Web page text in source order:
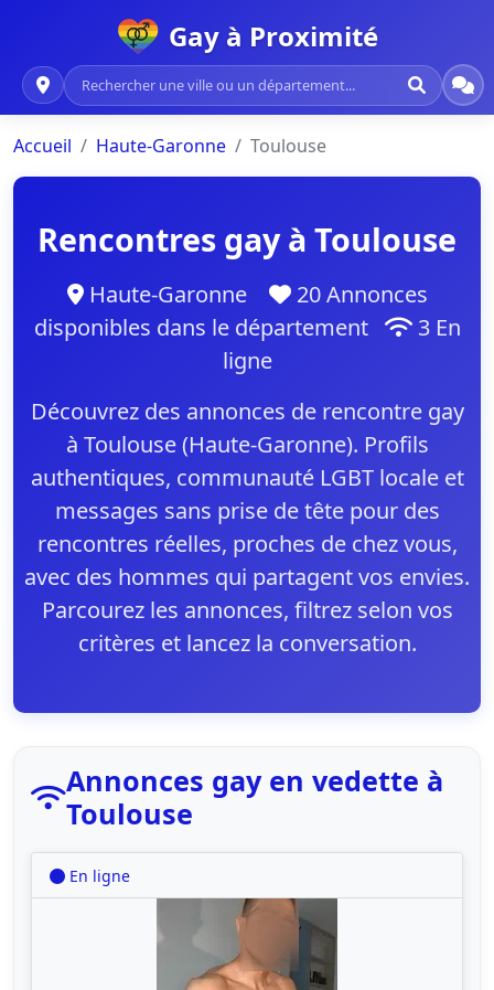
Gay à Proximité
Accueil Haute-Garonne Toulouse
Rencontres gay à Toulouse
Haute-Garonne
20 Annonces
disponibles dans le département
3 En
ligne
Découvrez des annonces de rencontre gay
à Toulouse (Haute-Garonne). Profils
authentiques, communauté LGBT locale et
messages sans prise de tête pour des
rencontres réelles, proches de chez vous,
avec des hommes qui partagent vos envies.
Parcourez les annonces, filtrez selon vos
critères et lancez la conversation.
Annonces gay en vedette à
Toulouse
En ligne